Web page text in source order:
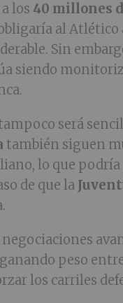
los 40 millones
al Atlético
Sin
siendo
será
también siguen
lo que podría
de que la
peso
los carriles